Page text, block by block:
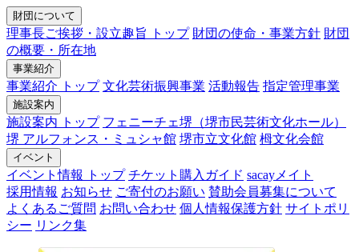
財団について
理事長ご挨拶・設立趣旨 トップ 財団の使命・事業方針 財団
の概要・所在地
事業紹介
事業紹介 トップ 文化芸術振興事業 活動報告 指定管理事業
施設案内
施設案内 トップ フェニーチェ堺（堺市民芸術文化ホール）
堺 アルフォンス・ミュシャ館 堺市立文化館 栂文化会館
イベント
イベント情報 トップ チケット購入ガイド sacayメイト
採用情報 お知らせ ご寄付のお願い 賛助会員募集について
よくあるご質問 お問い合わせ 個人情報保護方針 サイトポリ
シー リンク集